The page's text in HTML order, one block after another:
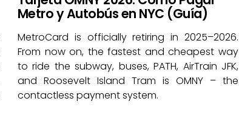
Metro y Autobús en NYC (Guía)
MetroCard is officially retiring in 2025–2026.
From now on, the fastest and cheapest way
to ride the subway, buses, PATH, AirTrain JFK,
and Roosevelt Island Tram is OMNY – the
contactless payment system.